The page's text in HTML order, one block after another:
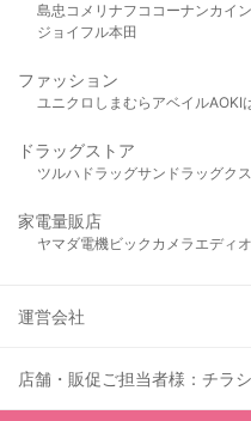
島忠 コメリ ナフコ コーナンカイ
ジョイフル本田
ファッション
ユニクロ しまむら アベイルAOKI
ドラッグストア
ツルハドラッグサンドラッグク
家電量販店
ヤマダ電機ビックカメラ エディ
運営会社
店舗・販促ご担当者様：チラ